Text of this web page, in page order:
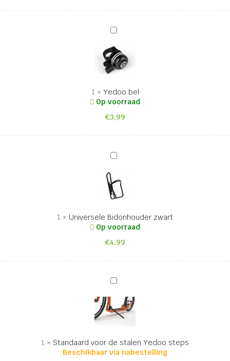
Yedoo
1 × Yedoo bel
Op voorraad
€3,99
Universele
zwart
1 × Universele Bidonhouder zwart
Op voorraad
€4,99
Standaard
stalen
1 × Standaard voor de stalen Yedoo steps
Beschikbaar via nabestelling